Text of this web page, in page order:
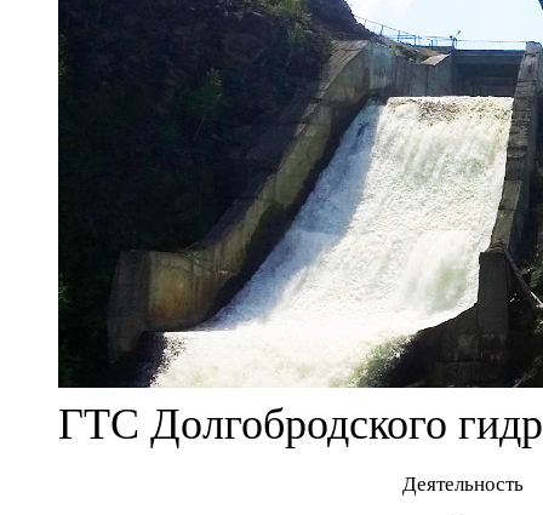
ГТС Долгобродского
Деятельность